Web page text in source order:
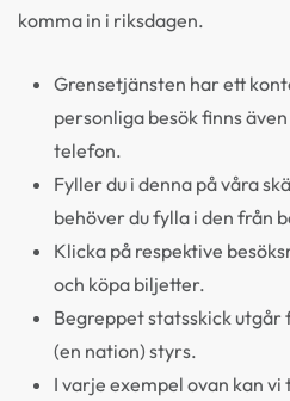
komma in i riksdagen.
Grensetjänsten har ett
personliga besök finns
telefon.
Fyller du i denna på våra
behöver du fylla i den från
Klicka på respektive
och köpa biljetter.
Begreppet statsskick utgår
(en nation) styrs.
I varje exempel ovan kan